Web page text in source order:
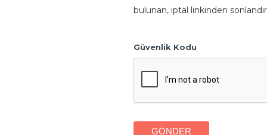
bulunan, iptal linkinden
Güvenlik Kodu